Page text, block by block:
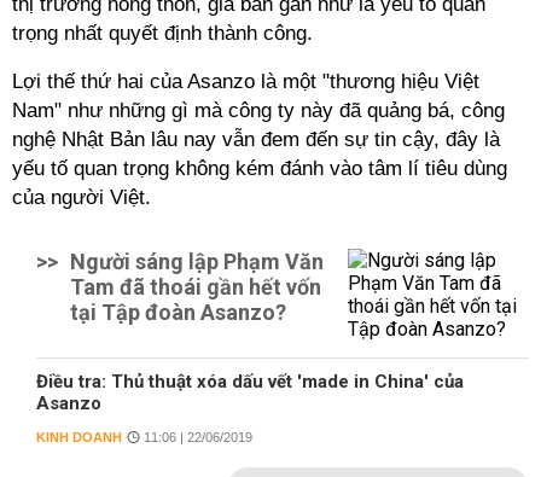
trọng nhất quyết định thành công.
Lợi thế thứ hai của Asanzo là một "thương hiệu Việt
Nam" như những gì mà công ty này đã quảng bá, công
nghệ Nhật Bản lâu nay vẫn đem đến sự tin cậy, đây là
yếu tố quan trọng không kém đánh vào tâm lí tiêu dùng
của người Việt.
>> Người sáng lập Phạm Văn
Tam đã thoái gần hết vốn
tại Tập đoàn Asanzo?
Điều tra: Thủ thuật xóa dấu vết 'made in China' của
Asanzo
KINH DOANH 11:06 | 22/06/2019